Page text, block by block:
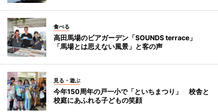
食べる
高田馬場のビアガーデン「SOUNDS terrace」
「馬場とは思えない風景」と客の声
見る・遊ぶ
今年150周年の戸一小で「といちまつり」 校舎と
校庭にあふれる子どもの笑顔